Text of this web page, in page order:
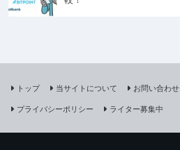
トップ 当サイトについて お問い合わせ
プライバシーポリシー
ライター募集中